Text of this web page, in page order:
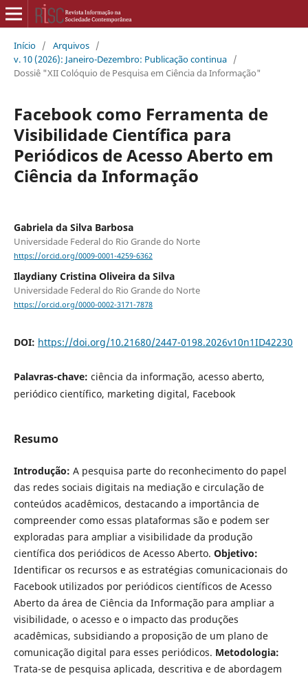
Início / Arquivos /
v. 10 (2026): Janeiro-Dezembro: Publicação continua /
Dossiê "XII Colóquio de Pesquisa em Ciência da Informação"
Facebook como Ferramenta de
Visibilidade Científica para
Periódicos de Acesso Aberto em
Ciência da Informação
Gabriela da Silva Barbosa
Universidade Federal do Rio Grande do Norte
https://orcid.org/0009-0001-4259-6362
Ilaydiany Cristina Oliveira da Silva
Universidade Federal do Rio Grande do Norte
https://orcid.org/0000-0002-3171-7878
DOI: https://doi.org/10.21680/2447-0198.2026v10n1ID42230
Palavras-chave: ciência da informação, acesso aberto,
periódico científico, marketing digital, Facebook
Resumo
Introdução: A pesquisa parte do reconhecimento do papel
das redes sociais digitais na mediação e circulação de
conteúdos acadêmicos, destacando a importância de
compreender como essas plataformas são e podem ser
exploradas para ampliar a visibilidade da produção
científica dos periódicos de Acesso Aberto. Objetivo:
Identificar os recursos e as estratégias comunicacionais do
Facebook utilizados por periódicos científicos de Acesso
Aberto da área de Ciência da Informação para ampliar a
visibilidade, o acesso e o impacto das produções
acadêmicas, subsidiando a proposição de um plano de
comunicação digital para esses periódicos. Metodologia:
Trata-se de pesquisa aplicada, descritiva e de abordagem